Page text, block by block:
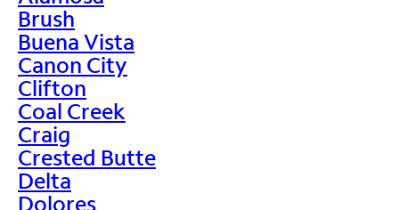
Brush
Buena Vista
Canon City
Clifton
Coal Creek
Craig
Crested Butte
Delta
Dolores